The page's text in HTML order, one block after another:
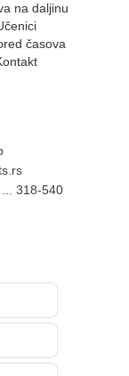
na daljinu
časova
318-540